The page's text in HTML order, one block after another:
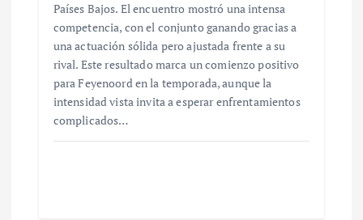
Países Bajos. El encuentro mostró una intensa
competencia, con el conjunto ganando gracias a
una actuación sólida pero ajustada frente a su
rival. Este resultado marca un comienzo positivo
para Feyenoord en la temporada, aunque la
intensidad vista invita a esperar enfrentamientos
complicados…